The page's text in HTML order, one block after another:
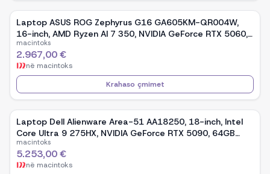
Laptop ASUS ROG Zephyrus G16 GA605KM-QR004W,
16-inch, AMD Ryzen AI 7 350, NVIDIA GeForce RTX 5060,
32GB RAM, 1TB SSD, Windows 11 - White
macintoks
2.967,00 €
në macintoks
Krahaso çmimet
Laptop Dell Alienware Area-51 AA18250, 18-inch, Intel
Core Ultra 9 275HX, NVIDIA GeForce RTX 5090, 64GB
RAM, 2TB SSD, Windows 11 - Gray
macintoks
5.253,00 €
në macintoks